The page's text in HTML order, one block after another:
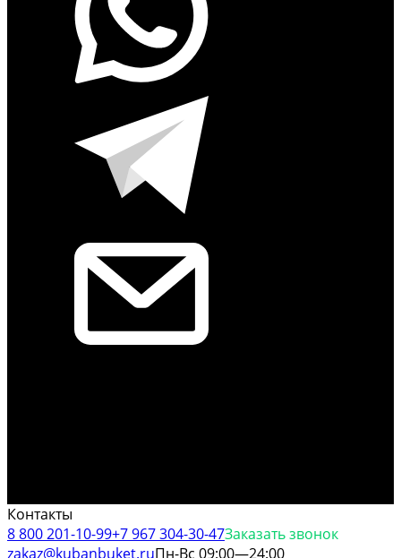
Контакты
8 800 201-10-99+7 967 304-30-47Заказать звонок
zakaz@kubanbuket.ruПн-Вс 09:00—24:00